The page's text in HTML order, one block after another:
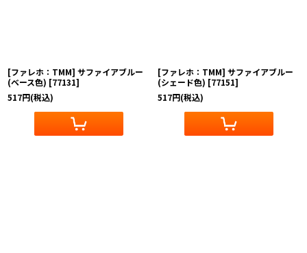
[ファレホ：TMM] サファイアブルー
(ベース色) [77131]
517円(税込)
[ファレホ：TMM] サファイアブルー
(シェード色) [77151]
517円(税込)